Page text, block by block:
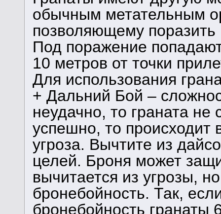
обычным метательным
позволяющему поразить
Под поражение
10 метров от точки
Для использования
+ Дальний Бой –
неудачно, то граната
успешно, то происходит
угроза. Вычтите из
целей. Броня может
вычитается из угрозы,
бронебойность. Так,
бронебойность гранаты